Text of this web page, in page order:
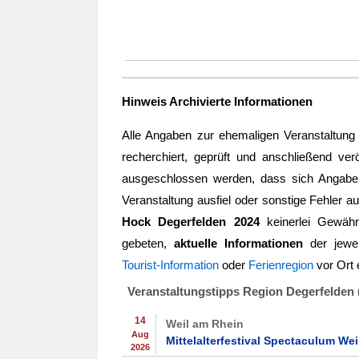
Hinweis Archivierte Informationen
Alle Angaben zur ehemaligen
recherchiert, geprüft und anschließend
ausgeschlossen werden, dass sich
Veranstaltung ausfiel oder sonstige Fehler
Hock Degerfelden 2024keinerlei
gebeten, aktuelle Informationender
Tourist-Information oder Ferienregion vor Ort
Veranstaltungstipps Region Degerfelden
14
Aug
2026
Weil am Rhein
Mittelalterfestival Spectaculum